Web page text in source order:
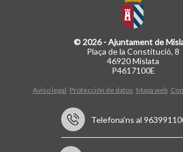
© 2026 - Ajuntament de
Plaça de la Constitució, 8
46920 Mislata
P4617100E
Aviso legal Protección de datos Mapa web
Telefona'ns al